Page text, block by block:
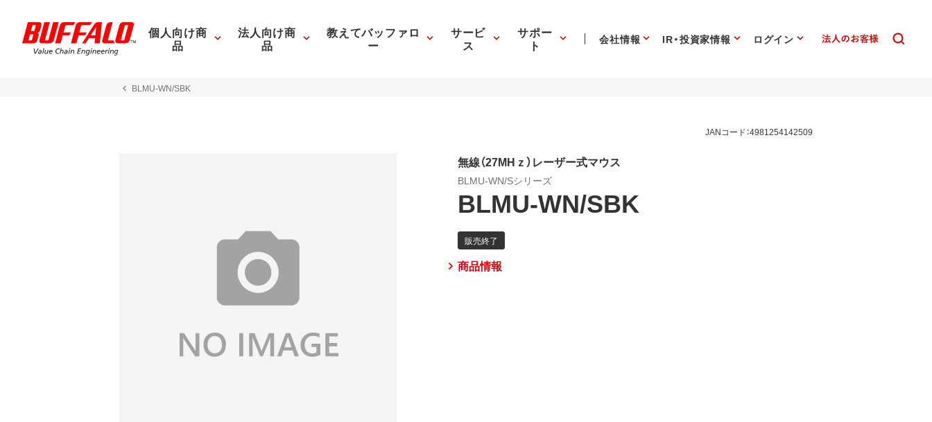
個人向け商
品
法人向け商
品
教えてバッファロ
ー
サービ
ス
サポー
ト 会社情報 IR・投資家情報 ログイン
BLMU-WN/SBK
JANコード：4981254142509
無線（27MHｚ）レーザー式マウス
BLMU-WN/Sシリーズ
BLMU-WN/SBK
商品情報